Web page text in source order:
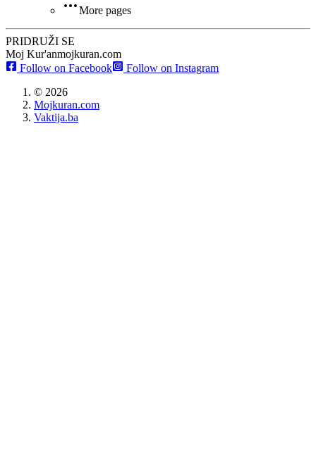
More pages
PRIDRUŽI SE
Moj Kur'anmojkuran.com
Follow on Facebook
Follow on Instagram
© 2026
Mojkuran.com
Vaktija.ba